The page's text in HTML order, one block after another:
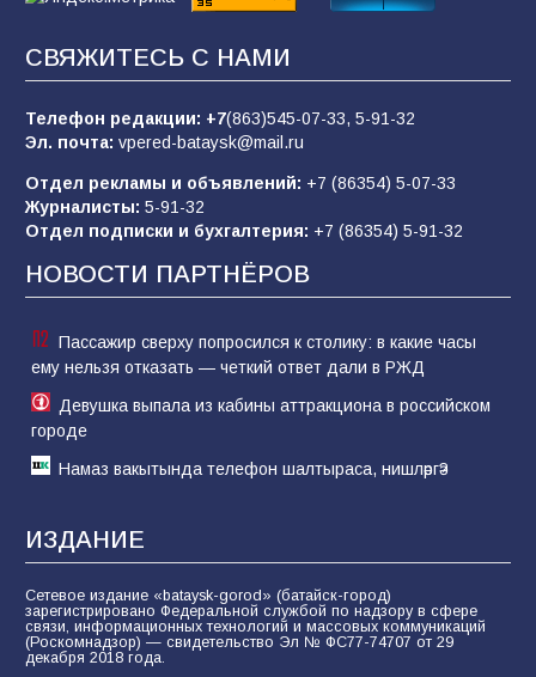
заявления о мобилизации — это
пропагандистский вброс
«Слухами Москву не возьмёшь»: почему
заявления Киева о мобилизации — это
отчаяние, а не разведка
81 02.08.2026
СВЯЖИТЕСЬ С НАМИ
Телефон редакции: +7(863)545-07-33, 5-91-32
Эл. почта: vpered-bataysk@mail.ru
Отдел рекламы и объявлений: +7 (86354) 5-07-33
Журналисты: 5-91-32
Отдел подписки и бухгалтерия: +7 (86354) 5-91-32
НОВОСТИ ПАРТНЁРОВ
Пассажир сверху попросился к столику: в какие часы
ему нельзя отказать — четкий ответ дали в РЖД
Девушка выпала из кабины аттракциона в российском
городе
Намаз вакытында телефон шалтыраса, нишләргә?
ИЗДАНИЕ
Сетевое издание «bataysk-gorod» (батайск-город)
зарегистрировано Федеральной службой по надзору в сфере
связи, информационных технологий и массовых коммуникаций
(Роскомнадзор) — свидетельство Эл № ФС77-74707 от 29
декабря 2018 года.